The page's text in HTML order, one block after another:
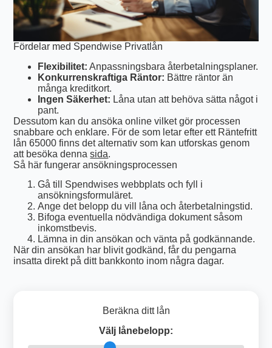
Fördelar med Spendwise Privatlån
Flexibilitet: Anpassningsbara återbetalningsplaner.
Konkurrenskraftiga Räntor: Bättre räntor än
många kreditkort.
Ingen Säkerhet: Låna utan att behöva sätta något i
pant.
Dessutom kan du ansöka online vilket gör processen
snabbare och enklare. För de som letar efter ett Räntefritt
lån 65000 finns det alternativ som kan utforskas genom
att besöka dennasida.
Så här fungerar ansökningsprocessen
Gå till Spendwises webbplats och fyll i
ansökningsformuläret.
Ange det belopp du vill låna och återbetalningstid.
Bifoga eventuella nödvändiga dokument såsom
inkomstbevis.
Lämna in din ansökan och vänta på godkännande.
När din ansökan har blivit godkänd, får du pengarna
insatta direkt på ditt bankkonto inom några dagar.
Beräkna ditt lån
Välj lånebelopp: